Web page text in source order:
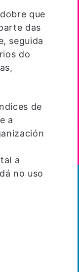
que
das
seguida
do
de
a
a
no uso